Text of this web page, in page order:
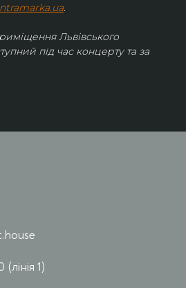
.
Львівського
під час концерту та за
1)